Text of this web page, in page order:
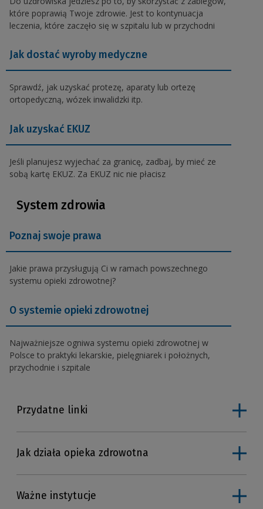
które poprawią Twoje zdrowie. Jest to kontynuacja
leczenia, które zaczęło się w szpitalu lub w przychodni
Jak dostać wyroby medyczne
Sprawdź, jak uzyskać protezę, aparaty lub ortezę
ortopedyczną, wózek inwalidzki itp.
Jak uzyskać EKUZ
Jeśli planujesz wyjechać za granicę, zadbaj, by mieć ze
sobą kartę EKUZ. Za EKUZ nic nie płacisz
System zdrowia
Poznaj swoje prawa
Jakie prawa przysługują Ci w ramach powszechnego
systemu opieki zdrowotnej?
O systemie opieki zdrowotnej
Najważniejsze ogniwa systemu opieki zdrowotnej w
Polsce to praktyki lekarskie, pielęgniarek i położnych,
przychodnie i szpitale
Przydatne linki
Skargi i wnioski
Jak działa opieka zdrowotna
Uzdrowiska
Ważne instytucje
Narodowy Instytut Zdrowia Publicznego PZH —
Centrum e-Zdrowia